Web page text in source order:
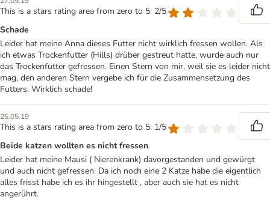
This is a stars rating area from zero to 5: 2/5
Schade
Leider hat meine Anna dieses Futter nicht wirklich fressen wollen. Als
ich etwas Trockenfutter (Hills) drüber gestreut hatte, wurde auch nur
das Trockenfutter gefressen. Einen Stern von mir, weil sie es leider nicht
mag, den anderen Stern vergebe ich für die Zusammensetzung des
Futters. Wirklich schade!
25.05.19
This is a stars rating area from zero to 5: 1/5
Beide katzen wollten es nicht fressen
Leider hat meine Mausi ( Nierenkrank) davorgestanden und gewürgt
und auch nicht gefressen. Da ich noch eine 2 Katze habe die eigentlich
alles frisst habe ich es ihr hingestellt , aber auch sie hat es nicht
angerührt.